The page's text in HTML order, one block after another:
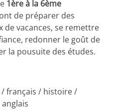
1ère à la 6ème
de préparer des
de vacances, se remettre
redonner le goût de
la pousuite des études.
français / histoire /